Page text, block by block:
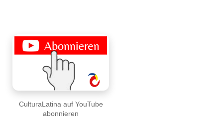
CulturaLatina auf YouTube
abonnieren